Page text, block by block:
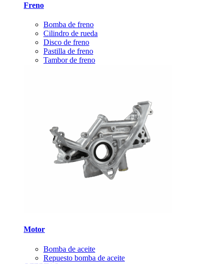
Freno
Bomba de freno
Cilindro de rueda
Disco de freno
Pastilla de freno
Tambor de freno
Motor
Bomba de aceite
Repuesto bomba de aceite